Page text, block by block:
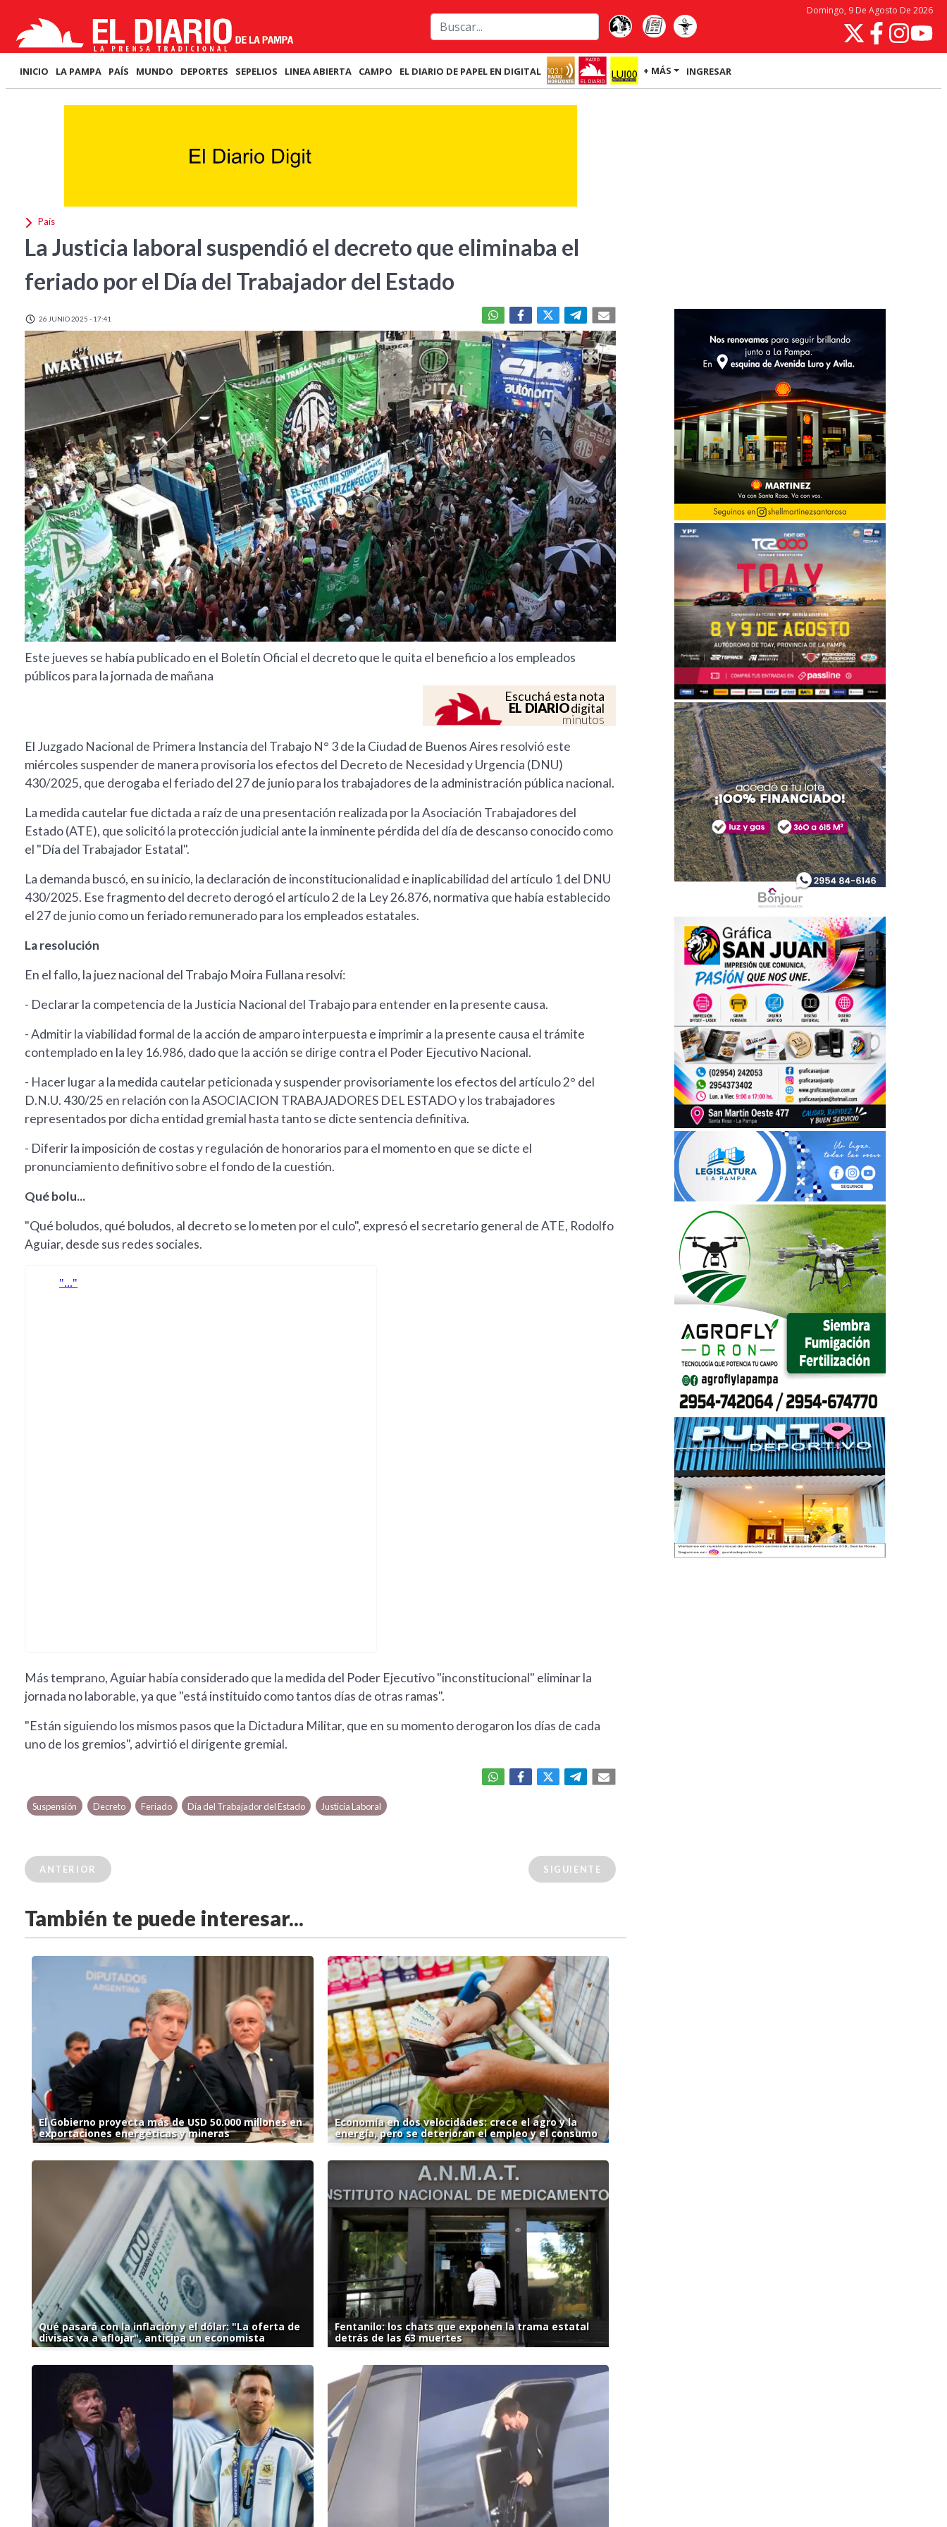
Domingo, 9 De Agosto De 2026
INICIO LA PAMPA PAÍS MUNDO DEPORTES SEPELIOS LINEA ABIERTA CAMPO EL DIARIO DE PAPEL EN DIGITAL + MÁS INGRESAR
País
La Justicia laboral suspendió el decreto que eliminaba el
feriado por el Día del Trabajador del Estado
26 JUNIO 2025 - 17:41
Este jueves se había publicado en el Boletín Oficial el decreto que le quita el beneficio a los empleados
públicos para la jornada de mañana
Escuchá esta nota
EL DIARIOdigital
minutos
El Juzgado Nacional de Primera Instancia del Trabajo N° 3 de la Ciudad de Buenos Aires resolvió este
miércoles suspender de manera provisoria los efectos del Decreto de Necesidad y Urgencia (DNU)
430/2025, que derogaba el feriado del 27 de junio para los trabajadores de la administración pública nacional.
La medida cautelar fue dictada a raíz de una presentación realizada por la Asociación Trabajadores del
Estado (ATE), que solicitó la protección judicial ante la inminente pérdida del día de descanso conocido como
el "Día del Trabajador Estatal".
La demanda buscó, en su inicio, la declaración de inconstitucionalidad e inaplicabilidad del artículo 1 del DNU
430/2025. Ese fragmento del decreto derogó el artículo 2 de la Ley 26.876, normativa que había establecido
el 27 de junio como un feriado remunerado para los empleados estatales.
La resolución
En el fallo, la juez nacional del Trabajo Moira Fullana resolví:
- Declarar la competencia de la Justicia Nacional del Trabajo para entender en la presente causa.
- Admitir la viabilidad formal de la acción de amparo interpuesta e imprimir a la presente causa el trámite
contemplado en la ley 16.986, dado que la acción se dirige contra el Poder Ejecutivo Nacional.
- Hacer lugar a la medida cautelar peticionada y suspender provisoriamente los efectos del artículo 2° del
D.N.U. 430/25 en relación con la ASOCIACION TRABAJADORES DEL ESTADO y los trabajadores
representados por dicha entidad gremial hasta tanto se dicte sentencia definitiva.
- Diferir la imposición de costas y regulación de honorarios para el momento en que se dicte el
pronunciamiento definitivo sobre el fondo de la cuestión.
Qué bolu...
"Qué boludos, qué boludos, al decreto se lo meten por el culo", expresó el secretario general de ATE, Rodolfo
Aguiar, desde sus redes sociales.
Más temprano, Aguiar había considerado que la medida del Poder Ejecutivo "inconstitucional" eliminar la
jornada no laborable, ya que "está instituido como tantos días de otras ramas".
"Están siguiendo los mismos pasos que la Dictadura Militar, que en su momento derogaron los días de cada
uno de los gremios", advirtió el dirigente gremial.
Suspensión Decreto Feriado Día del Trabajador del Estado Justicia Laboral
ANTERIOR SIGUIENTE
También te puede interesar...
El Gobierno proyecta más de USD 50.000 millones en
exportaciones energéticas y mineras
Economía en dos velocidades: crece el agro y la
energía, pero se deterioran el empleo y el consumo
Qué pasará con la inflación y el dólar: "La oferta de
divisas va a aflojar", anticipa un economista
Fentanilo: los chats que exponen la trama estatal
detrás de las 63 muertes